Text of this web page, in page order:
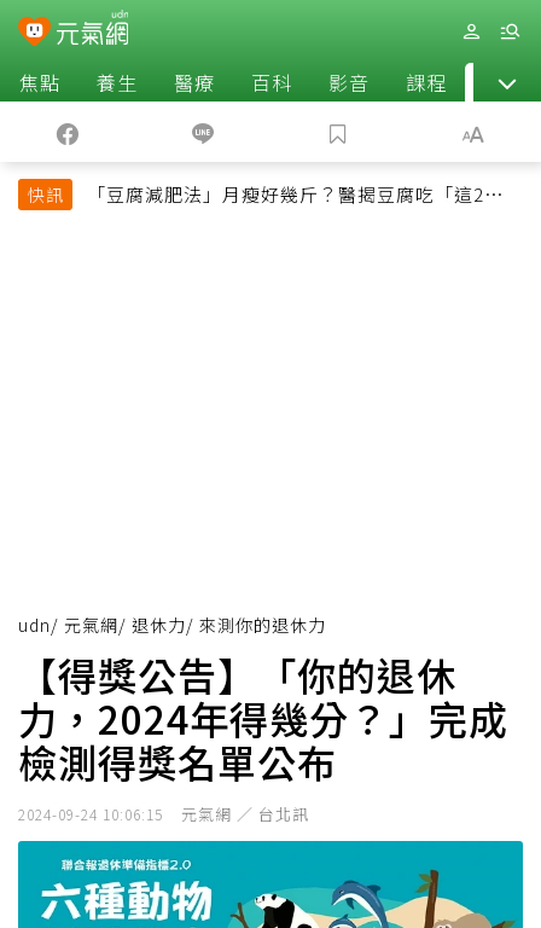
焦點 養生 醫療 百科 影音 課程 退休
快訊
「豆腐減肥法」月瘦好幾斤？醫揭豆腐吃「這2種最
udn/ 元氣網/ 退休力/ 來測你的退休力
【得獎公告】「你的退休
力，2024年得幾分？」完成
檢測得獎名單公布
2024-09-24 10:06:15 元氣網 ／ 台北訊